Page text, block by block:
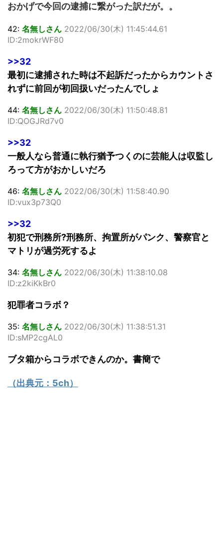
おかげで今回の逮捕に繋がった訳だが。。
42: 名無しさん 2022/06/30(木) 11:45:44.61
ID:2mokrWF80
>>32
最初に逮捕された時は不起訴だったからカウントさ
れずに前回が初回扱いだったんでしょ
44: 名無しさん 2022/06/30(木) 11:50:48.81
ID:QOGJRd7v0
>>32
一般人なら普通に執行猶予つくのに芸能人は収監し
ろって方がおかしいだろ
46: 名無しさん 2022/06/30(木) 11:58:40.90
ID:vux3p73Q0
>>32
初犯で刑務所?刑務所、拘置所がパンク、警察官と
マトリが過労死するよ
34: 名無しさん 2022/06/30(木) 11:38:10.08
ID:z2kiKkBr0
犯罪者コラボ？
35: 名無しさん 2022/06/30(木) 11:38:51.31
ID:sMP2cgAL0
ブタ箱からコラボできんのか。書簡で
（出典元： 5ch）